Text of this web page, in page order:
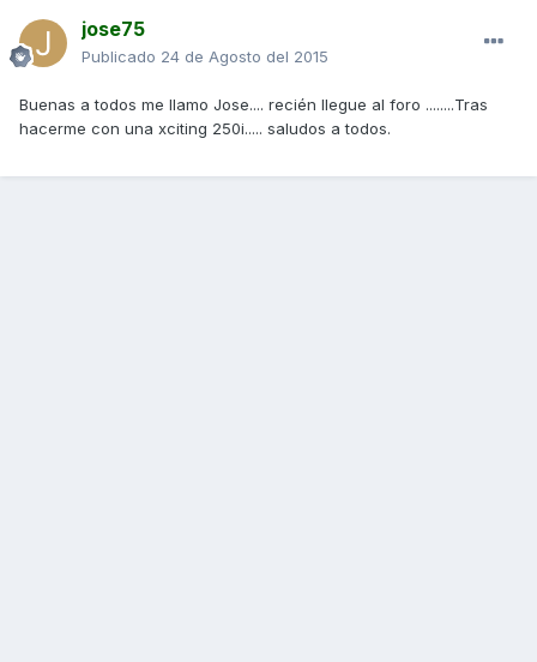
jose75
Publicado 24 de Agosto del 2015
Buenas a todos me llamo Jose.... recién llegue al foro ........Tras
hacerme con una xciting 250i..... saludos a todos.